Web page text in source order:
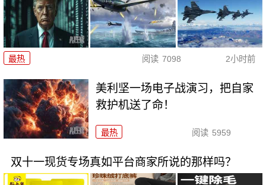
最热 阅读 7098 2小时前
美利坚一场电子战演习，把自家
救护机送了命！
最热 阅读 5959
双十一现货专场真如平台商家所说的那样吗？